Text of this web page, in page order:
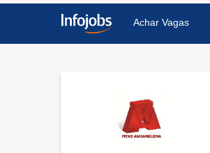
Achar Vagas